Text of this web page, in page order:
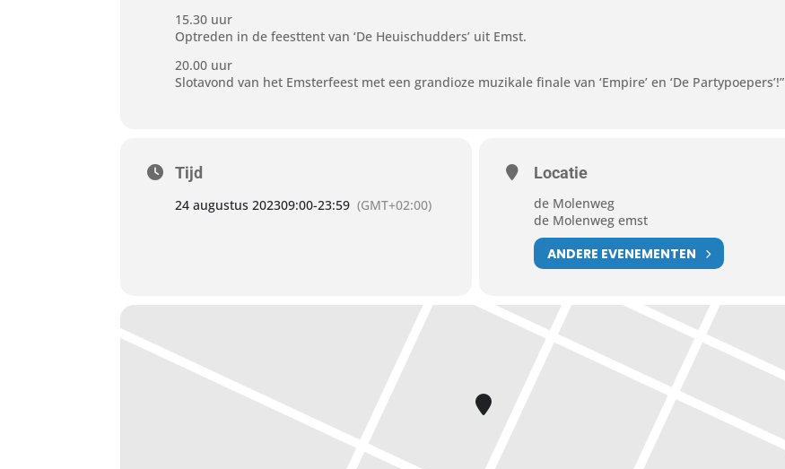
15.30 uur
Optreden in de feesttent van ‘De Heuischudders’ uit Emst.
20.00 uur
Slotavond van het Emsterfeest met een grandioze muzikale finale van ‘Empire’ en ‘De Partypoepers’!”
Tijd
24 augustus 202309:00-23:59 (GMT+02:00)
Locatie
de Molenweg
de Molenweg emst
ANDERE EVENEMENTEN